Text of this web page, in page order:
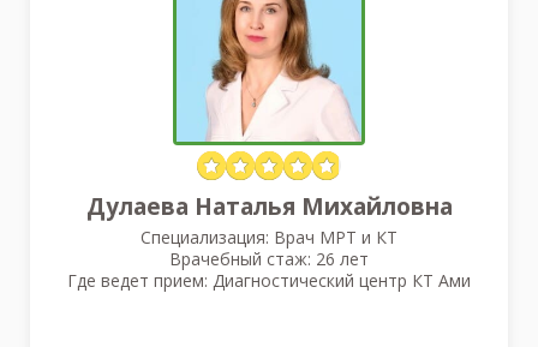
Дулаева Наталья Михайловна
Специализация: Врач МРТ и КТ
Врачебный стаж: 26 лет
Где ведет прием: Диагностический центр КТ Ами